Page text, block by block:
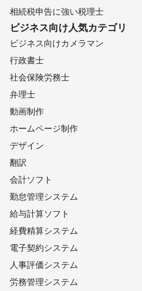
相続税申告に強い税理士
ビジネス向け人気カテゴリ
ビジネス向けカメラマン
行政書士
社会保険労務士
弁理士
動画制作
ホームページ制作
デザイン
翻訳
会計ソフト
勤怠管理システム
給与計算ソフト
経費精算システム
電子契約システム
人事評価システム
労務管理システム